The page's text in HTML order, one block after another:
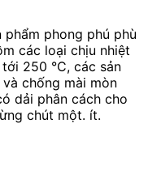
phong phú phù
các loại chịu nhiệt
tới 250 °C, các sản
chống mài mòn
dải phân cách cho
chút một. ít.